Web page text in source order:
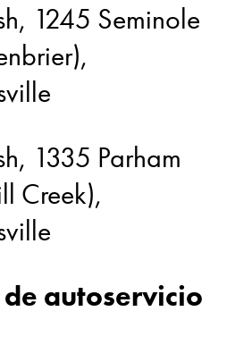
1245 Seminole
1335 Parham
Creek),
autoservicio